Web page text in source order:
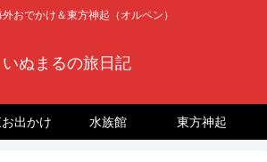
外おでかけ＆東方神起（オルペン）
いぬまるの旅日記
出かけ 水族館 東方神起